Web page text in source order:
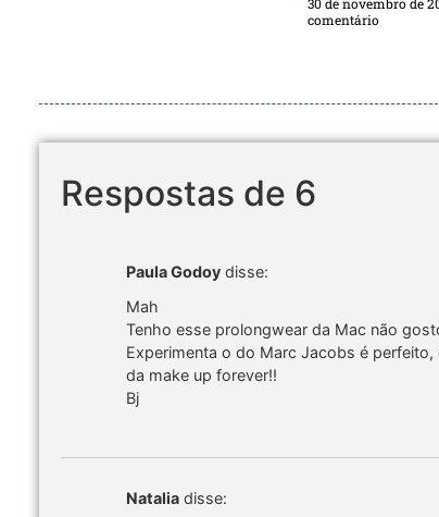
comentário
Respostas de 6
Paula Godoy disse:
Mah
Tenho esse prolongwear da Mac não
Experimenta o do Marc Jacobs é
da make up forever!!
Bj
Natalia disse: